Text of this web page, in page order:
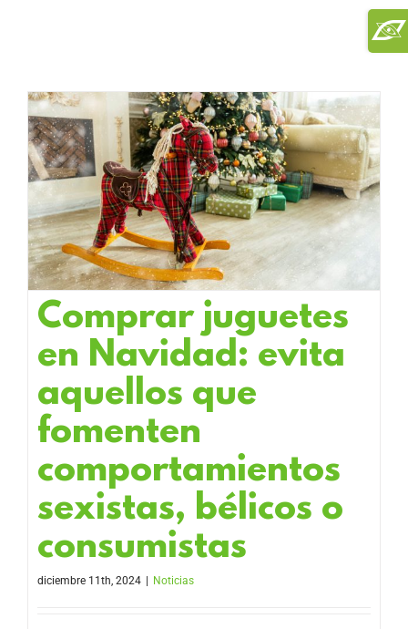
Comprar juguetes
en Navidad: evita
aquellos que
fomenten
comportamientos
sexistas, bélicos o
consumistas
diciembre 11th, 2024 Noticias
Area